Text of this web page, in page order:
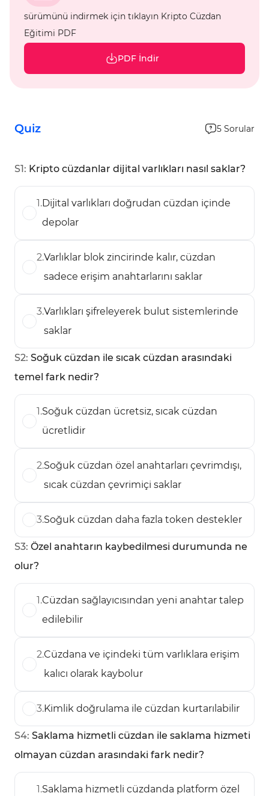
sürümünü indirmek için tıklayın Kripto Cüzdan
Eğitimi PDF
PDF İndir
Quiz 5 Sorular
S1: Kripto cüzdanlar dijital varlıkları nasıl saklar?
1.Dijital varlıkları doğrudan cüzdan içinde
depolar
2.Varlıklar blok zincirinde kalır, cüzdan
sadece erişim anahtarlarını saklar
3.Varlıkları şifreleyerek bulut sistemlerinde
saklar
S2: Soğuk cüzdan ile sıcak cüzdan arasındaki
temel fark nedir?
1.Soğuk cüzdan ücretsiz, sıcak cüzdan
ücretlidir
2.Soğuk cüzdan özel anahtarları çevrimdışı,
sıcak cüzdan çevrimiçi saklar
3.Soğuk cüzdan daha fazla token destekler
S3: Özel anahtarın kaybedilmesi durumunda ne
olur?
1.Cüzdan sağlayıcısından yeni anahtar talep
edilebilir
2.Cüzdana ve içindeki tüm varlıklara erişim
kalıcı olarak kaybolur
3.Kimlik doğrulama ile cüzdan kurtarılabilir
S4: Saklama hizmetli cüzdan ile saklama hizmeti
olmayan cüzdan arasındaki fark nedir?
1.Saklama hizmetli cüzdanda platform özel